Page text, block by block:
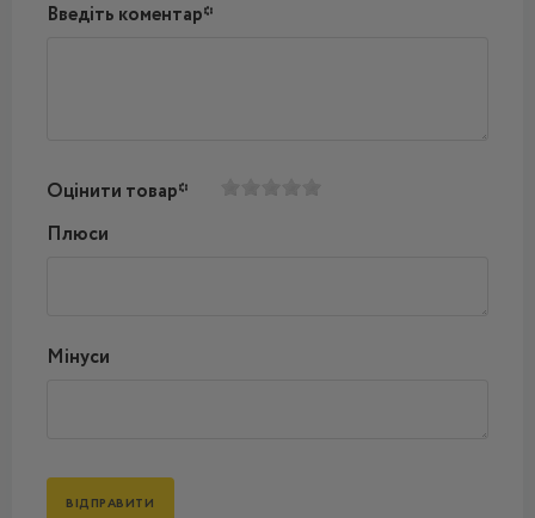
Введіть коментар*
Оцінити товар*
Плюси
Мінуси